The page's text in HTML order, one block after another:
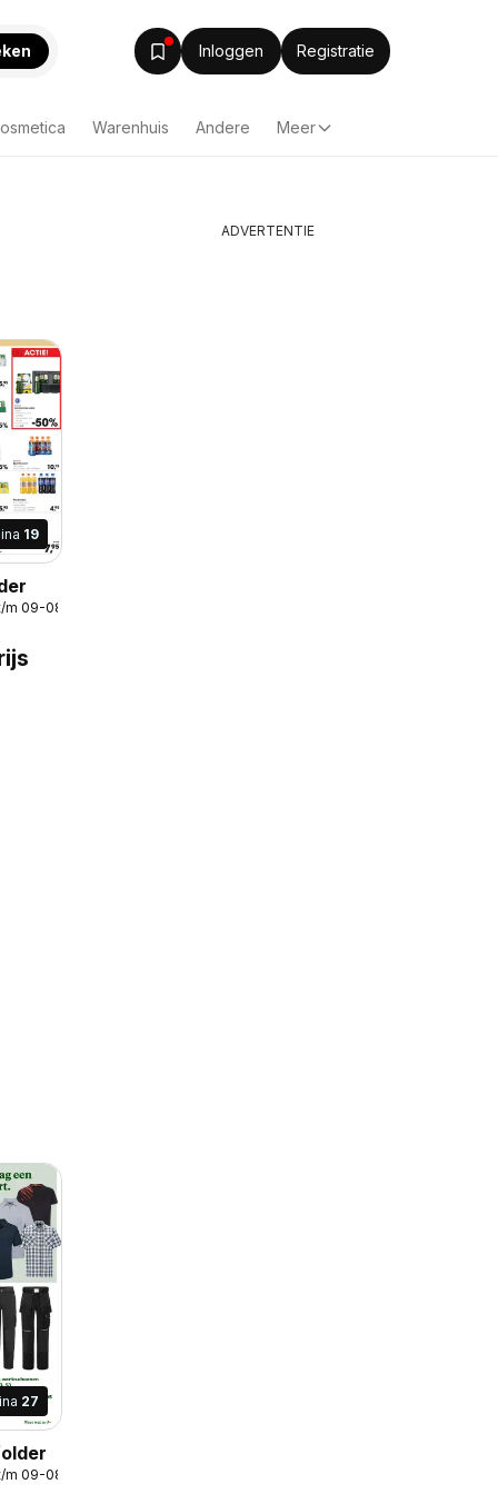
Inloggen Registratie
Warenhuis Andere Meer
19
09-08-2026
27
09-08-2026
ADVERTENTIE